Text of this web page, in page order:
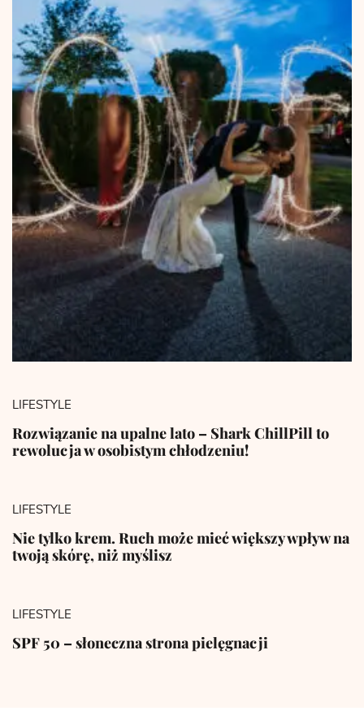
LIFESTYLE
Rozwiązanie na upalne lato – Shark ChillPill to
rewolucja w osobistym chłodzeniu!
LIFESTYLE
Nie tylko krem. Ruch może mieć większy wpływ na
twoją skórę, niż myślisz
LIFESTYLE
SPF 50 – słoneczna strona pielęgnacji